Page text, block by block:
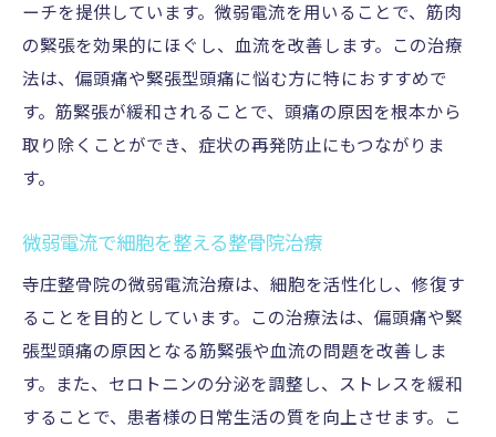
ーチを提供しています。微弱電流を用いることで、筋肉
の緊張を効果的にほぐし、血流を改善します。この治療
法は、偏頭痛や緊張型頭痛に悩む方に特におすすめで
す。筋緊張が緩和されることで、頭痛の原因を根本から
取り除くことができ、症状の再発防止にもつながりま
す。
微弱電流で細胞を整える整骨院治療
寺庄整骨院の微弱電流治療は、細胞を活性化し、修復す
ることを目的としています。この治療法は、偏頭痛や緊
張型頭痛の原因となる筋緊張や血流の問題を改善しま
す。また、セロトニンの分泌を調整し、ストレスを緩和
することで、患者様の日常生活の質を向上させます。こ